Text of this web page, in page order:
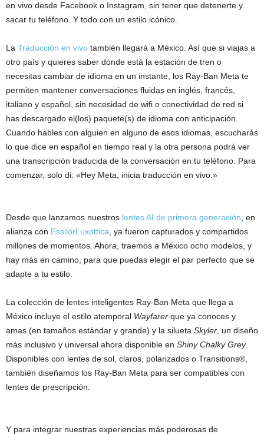
en vivo desde Facebook o Instagram, sin tener que detenerte y
sacar tu teléfono. Y todo con un estilo icónico.
La Traducción en vivo también llegará a México. Así que si viajas a
otro país y quieres saber dónde está la estación de tren o
necesitas cambiar de idioma en un instante, los Ray-Ban Meta te
permiten mantener conversaciones fluidas en inglés, francés,
italiano y español, sin necesidad de wifi o conectividad de red si
has descargado el(los) paquete(s) de idioma con anticipación.
Cuando hables con alguien en alguno de esos idiomas, escucharás
lo que dice en español en tiempo real y la otra persona podrá ver
una transcripción traducida de la conversación en tu teléfono. Para
comenzar, solo di: «Hey Meta, inicia traducción en vivo.»
Desde que lanzamos nuestros lentes AI de primera generación, en
alianza con EssilorLuxottica, ya fueron capturados y compartidos
millones de momentos. Ahora, traemos a México ocho modelos, y
hay más en camino, para que puedas elegir el par perfecto que se
adapte a tu estilo.
La colección de lentes inteligentes Ray-Ban Meta que llega a
México incluye el estilo atemporal Wayfarer que ya conoces y
amas (en tamaños estándar y grande) y la silueta Skyler, un diseño
más inclusivo y universal ahora disponible en Shiny Chalky Grey.
Disponibles con lentes de sol, claros, polarizados o Transitions®,
también diseñamos los Ray-Ban Meta para ser compatibles con
lentes de prescripción.
Y para integrar nuestras experiencias más poderosas de